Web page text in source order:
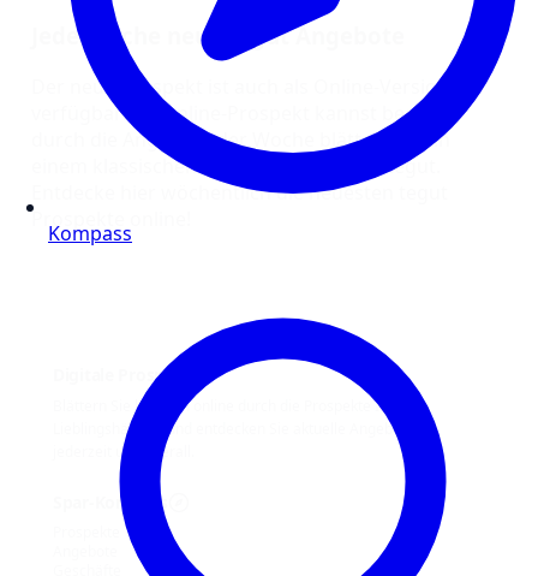
Jede Woche neue tegut Angebote
Der neue Prospekt ist auch als Online-Version
verfügbar! Im Online-Prospekt kannst bequem
durch die Angebote der Woche blättern wie in
einem klassischen Papierprospekt von tegut.
Entdecke hier wöchentlich die neuesten tegut
Prospekte online!
Digitale Prospekte
Blättern Sie bequem online durch die Prospekte Ihrer
Lieblingshändler und entdecken Sie aktuelle Angebote –
jederzeit und überall.
Spar-Kompass
Kompass